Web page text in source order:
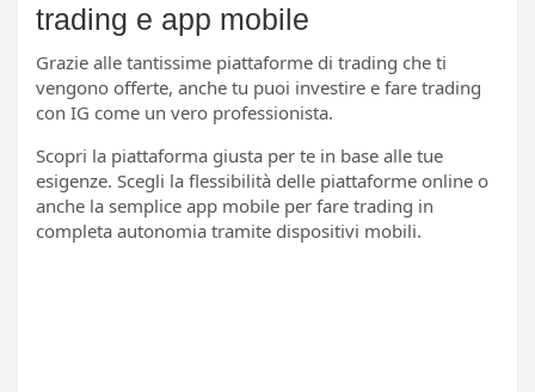
trading e app mobile
Grazie alle tantissime piattaforme di trading che ti
vengono offerte, anche tu puoi investire e fare trading
con IG come un vero professionista.
Scopri la piattaforma giusta per te in base alle tue
esigenze. Scegli la flessibilità delle piattaforme online o
anche la semplice app mobile per fare trading in
completa autonomia tramite dispositivi mobili.